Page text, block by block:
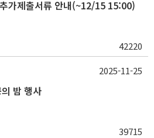
가제출서류 안내(~12/15 15:00)
42220
밤 행사
39715
2025-11-25